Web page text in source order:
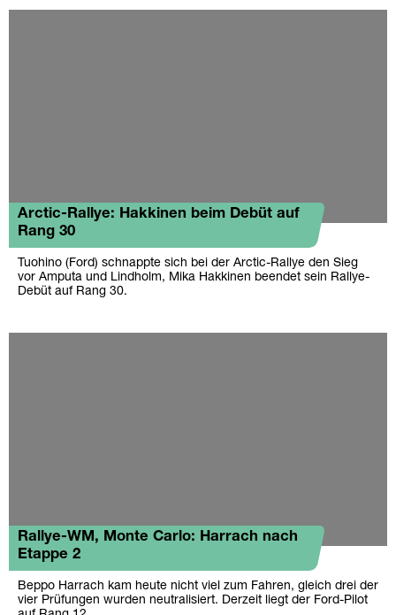
Arctic-Rallye: Hakkinen beim Debüt auf
Rang 30
Tuohino (Ford) schnappte sich bei der Arctic-Rallye den Sieg
vor Amputa und Lindholm, Mika Hakkinen beendet sein Rallye-
Debüt auf Rang 30.
Rallye-WM, Monte Carlo: Harrach nach
Etappe 2
Beppo Harrach kam heute nicht viel zum Fahren, gleich drei der
vier Prüfungen wurden neutralisiert. Derzeit liegt der Ford-Pilot